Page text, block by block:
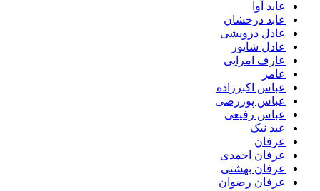
عابد آوا
عابد درخشان
عادل درویشی
عادل شاپور
عارف امرایی
عامر
عباس اکبرزاده
عباس پوررضی
عباس رفیعی
عبد نیک
عرفان
عرفان احمدی
عرفان بهشتی
عرفان رضوان